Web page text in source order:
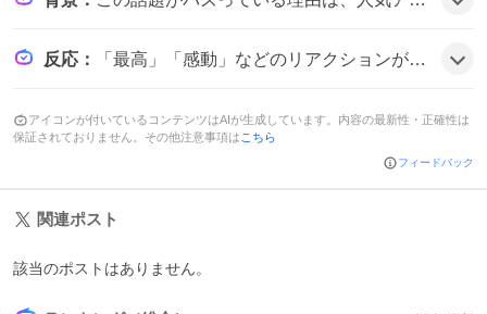
反応 ： 「最高」「感動」などのリアクションが目立ち、#ウェンディアンドピーターパン のハッシュタグと共に「無事に怪我なく駆け抜けてほしい」「キスシーン可愛すぎる」などの声が多数寄せられ、全体的に盛り上がりの雰囲気だ。
アイコンが付いているコンテンツはAIが生成しています。内容の最新性・正確性は
保証されておりません。その他注意事項は こちら
フィードバック
関連ポスト
該当のポストはありません。